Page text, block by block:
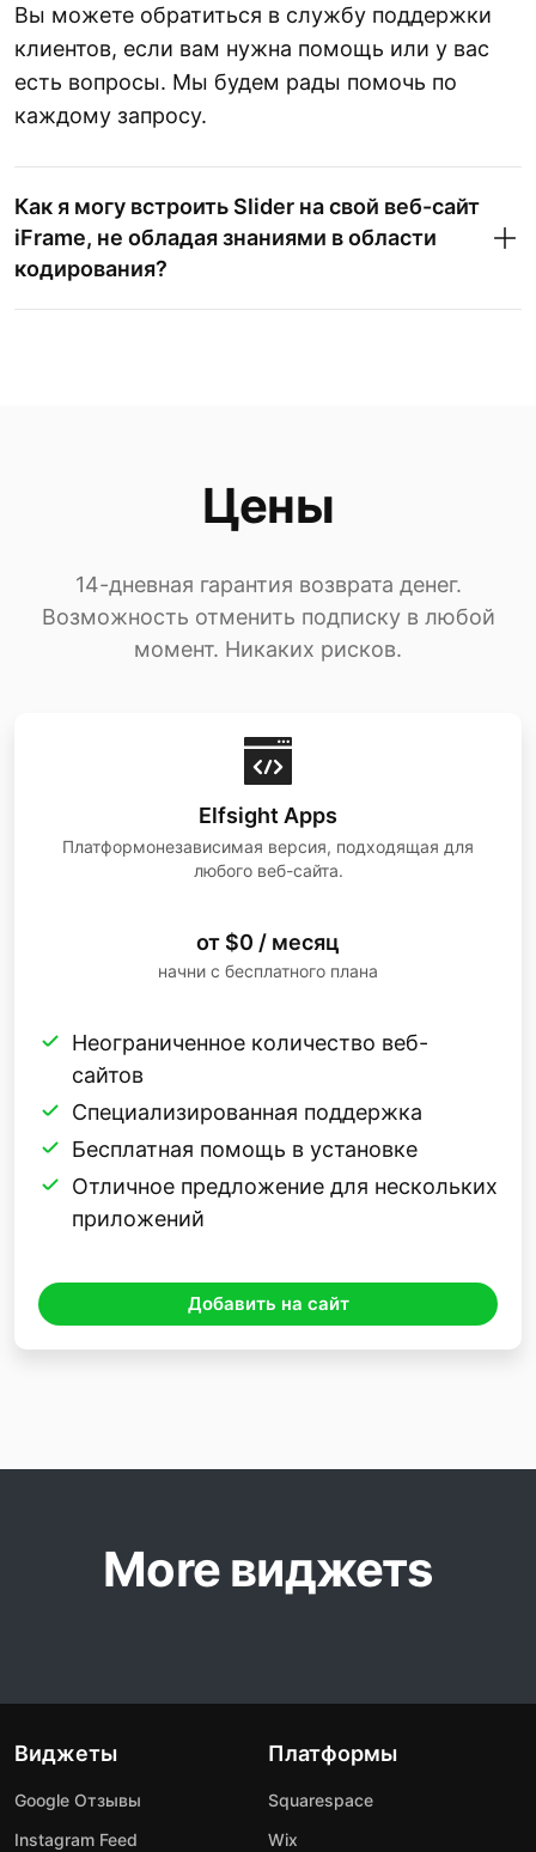
Вы можете обратиться в службу поддержки
клиентов, если вам нужна помощь или у вас
есть вопросы. Мы будем рады помочь по
каждому запросу.
Как я могу встроить Slider на свой веб-сайт
iFrame, не обладая знаниями в области
кодирования?
Цены
14-дневная гарантия возврата денег.
Возможность отменить подписку в любой
момент. Никаких рисков.
Elfsight Apps
Платформонезависимая версия, подходящая для
любого веб-сайта.
от $0 / месяц
начни с бесплатного плана
Неограниченное количество веб-
сайтов
Специализированная поддержка
Бесплатная помощь в установке
Отличное предложение для нескольких
приложений
Добавить на сайт
More виджетs
Виджеты
Google Отзывы
Instagram Feed
Платформы
Squarespace
Wix